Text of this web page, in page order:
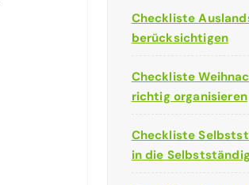
Checkliste
berücksichtigen
Checkliste
richtig organisieren
Checkliste
in die